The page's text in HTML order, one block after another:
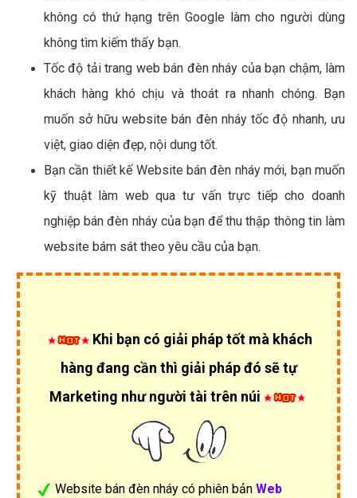
không có thứ hạng trên Google làm cho người dùng
không tìm kiếm thấy bạn.
Tốc độ tải trang web bán đèn nháy của bạn chậm, làm
khách hàng khó chịu và thoát ra nhanh chóng. Bạn
muốn sở hữu website bán đèn nháy tốc độ nhanh, ưu
việt, giao diện đẹp, nội dung tốt.
Bạn cần thiết kế Website bán đèn nháy mới, bạn muốn
kỹ thuật làm web qua tư vấn trực tiếp cho doanh
nghiệp bán đèn nháy của bạn để thu thập thông tin làm
website bám sát theo yêu cầu của bạn.
Khi bạn có giải pháp tốt mà khách
hàng đang cần thì giải pháp đó sẽ tự
Marketing như người tài trên núi
Website bán đèn nháy có phiên bản Web